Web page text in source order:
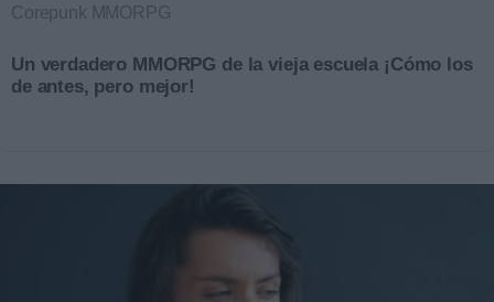
Corepunk MMORPG
Un verdadero MMORPG de la vieja escuela ¡Cómo los
de antes, pero mejor!